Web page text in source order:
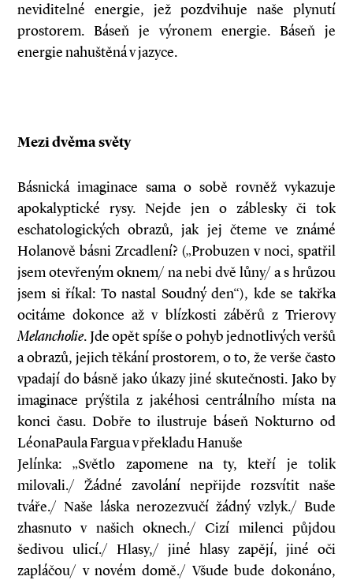
neviditelné energie, jež pozdvihuje naše plynutí
prostorem. Báseň je výronem energie. Báseň je
energie nahuštěná v jazyce.
Mezi dvěma světy
Básnická imaginace sama o sobě rovněž vykazuje
apokalyptické rysy. Nejde jen o záblesky či tok
eschatologických obrazů, jak jej čteme ve známé
Holanově básni Zrcadlení? („Probuzen v noci, spatřil
jsem otevřeným oknem/ na nebi dvě lůny/ a s hrůzou
jsem si říkal: To nastal Soudný den“), kde se takřka
ocitáme dokonce až v blízkosti záběrů z Trierovy
Melancholie. Jde opět spíše o pohyb jednotlivých veršů
a obrazů, jejich těkání prostorem, o to, že verše často
vpadají do básně jako úkazy jiné skutečnosti. Jako by
imaginace prýštila z jakéhosi centrálního místa na
konci času. Dobře to ilustruje báseň Nokturno od
Léona­Paula Fargua v překladu Hanuše
Jelínka: „Světlo zapomene na ty, kteří je tolik
milovali./ Žádné zavolání nepřijde rozsvítit naše
tváře./ Naše láska nerozezvučí žádný vzlyk./ Bude
zhasnuto v našich oknech./ Cizí milenci půjdou
šedivou ulicí./ Hlasy,/ jiné hlasy zapějí, jiné oči
zapláčou/ v novém domě./ Všude bude dokonáno,